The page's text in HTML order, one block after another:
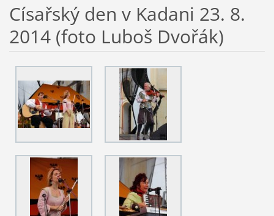
Císařský den v Kadani 23. 8.
2014 (foto Luboš Dvořák)